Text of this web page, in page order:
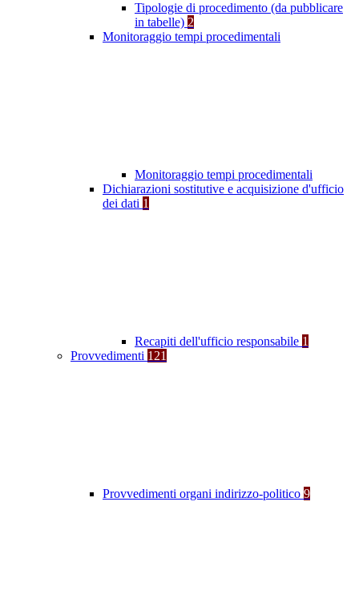
Tipologie di procedimento (da pubblicare
in tabelle) 2
Monitoraggio tempi procedimentali
Monitoraggio tempi procedimentali
Dichiarazioni sostitutive e acquisizione d'ufficio
dei dati 1
Recapiti dell'ufficio responsabile 1
Provvedimenti 121
Provvedimenti organi indirizzo-politico 9